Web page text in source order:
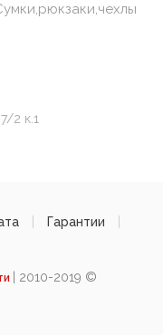
2 к.1
Гарантии
| 2010-2019 ©